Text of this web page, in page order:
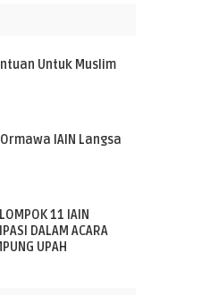
Untuk Muslim
IAIN Langsa
11 IAIN
DALAM ACARA
UPAH